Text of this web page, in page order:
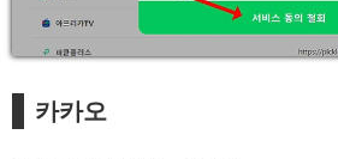
카카오